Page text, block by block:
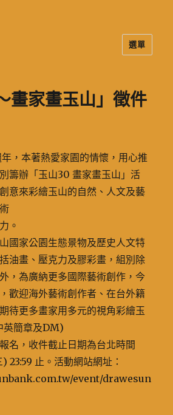
選單
畫家畫玉山」徵件
，本著熱愛家園的情懷，用心推
籌辦「玉山30 畫家畫玉山」活
意來彩繪玉山的自然、人文及藝
。
國家公園生態景物及歷史人文特
油畫、壓克力及膠彩畫，組別除
，為廣納更多國際藝術創作，今
歡迎海外藝術創作者、在台外籍
待更多畫家用多元的視角彩繪玉
英簡章及DM)
名，收件截止日期為台北時間
23:59 止。活動網站網址：
event/drawesun